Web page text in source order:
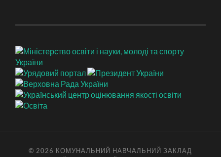
© 2026 КОМУНАЛЬНИЙ НАВЧАЛЬНИЙ ЗАКЛАД